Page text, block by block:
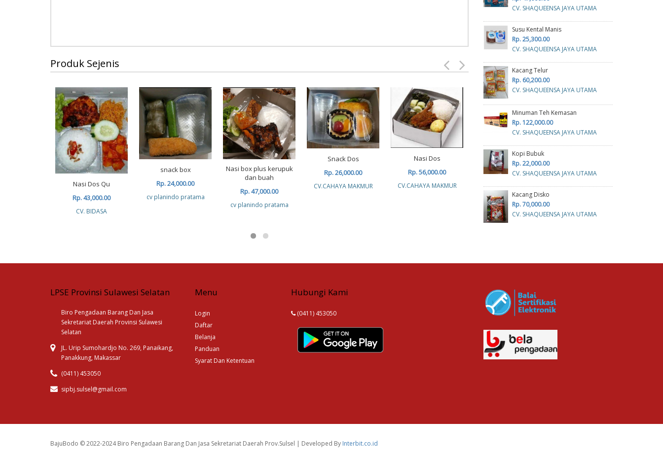
Produk Sejenis
Nasi Dos Qu
Rp. 43,000.00
CV. BIDASA
snack box
Rp. 24,000.00
cv planindo pratama
Nasi box plus kerupuk
dan buah
Rp. 47,000.00
cv planindo pratama
Snack Dos
Rp. 26,000.00
CV.CAHAYA MAKMUR
Nasi Dos
Rp. 56,000.00
CV.CAHAYA MAKMUR
Air Galon
CV.CAHAYA MAKMUR
Air mineral Aqua
CV. SHAQUEENSA JAYA UTAMA
Susu Kental Manis
Rp. 25,300.00
CV. SHAQUEENSA JAYA UTAMA
Kacang Telur
Rp. 60,200.00
CV. SHAQUEENSA JAYA UTAMA
Minuman Teh Kemasan
Rp. 122,000.00
CV. SHAQUEENSA JAYA UTAMA
Kopi Bubuk
Rp. 22,000.00
CV. SHAQUEENSA JAYA UTAMA
Kacang Disko
Rp. 70,000.00
CV. SHAQUEENSA JAYA UTAMA
LPSE Provinsi Sulawesi Selatan
Biro Pengadaan Barang Dan Jasa
Sekretariat Daerah Provinsi Sulawesi
Selatan
JL. Urip Sumohardjo No. 269, Panaikang,
Panakkung, Makassar
(0411) 453050
sipbj.sulsel@gmail.com
Menu
Login
Daftar
Belanja
Panduan
Syarat Dan Ketentuan
Hubungi Kami
(0411) 453050
BajuBodo © 2022-2024 Biro Pengadaan Barang Dan Jasa Sekretariat Daerah Prov.Sulsel | Developed By Interbit.co.id